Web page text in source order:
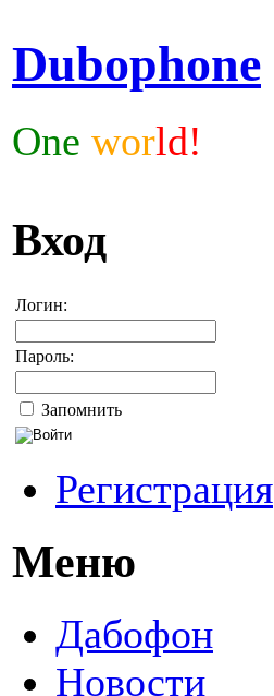
Dubophone
One world!
Вход
Логин:
Пароль:
Запомнить
Регистрация
Меню
Дабофон
Новости